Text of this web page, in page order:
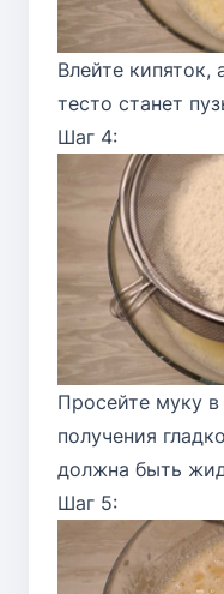
Влейте
тесто станет
Шаг 4:
Просейте муку
получения
должна быть
Шаг 5: